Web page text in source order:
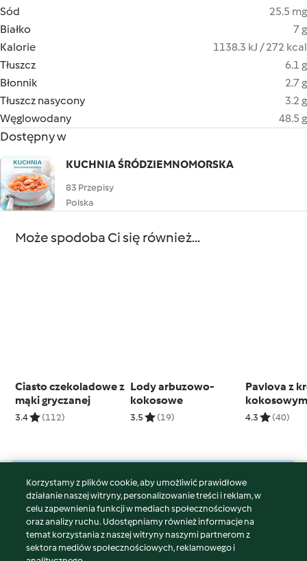
Sód
25.5 mg
Białko
7 g
Kalorie
1138.3 kJ / 272 kcal
Tłuszcz
6.1 g
Błonnik
2.7 g
Tłuszcz nasycony
3.2 g
Węglowodany
48.5 g
Dostępny w
KUCHNIA ŚRÓDZIEMNOMORSKA
83 Przepisy
Polska
Może spodoba Ci się również...
Ciasto czekoladowe z
mąki gryczanej
3.4 (112)
Lody arbuzowo-
kokosowe
3.5 (19)
Pavlova z
owocami
4.3 (40)
© Copyright 2026
Warunki korzystania
Polityka prywatności
Disclaimer
Korzystamy z plików cookie, aby umożliwić prawidłowe
działanie naszej witryny, personalizowanie treści i reklam, w
celu zapewnienia funkcji w mediach społecznościowych
oraz analizy ruchu. Udostępniamy również informacje na
temat korzystania z naszej witryny naszymi partnerom z
sektora mediów społecznościowych, reklamowego i